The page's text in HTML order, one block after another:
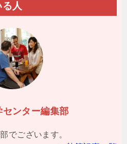
人
センター編集部
でございます。